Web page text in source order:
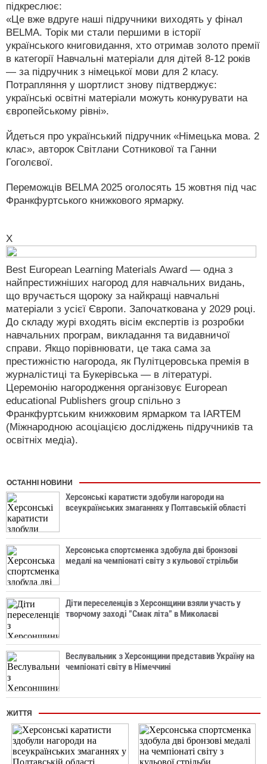
підкреслює:
«Це вже вдруге наші підручники виходять у фінал
BELMA. Торік ми стали першими в історії
українського книговидання, хто отримав золото премії
в категорії Навчальні матеріали для дітей 8-12 років
— за підручник з німецької мови для 2 класу.
Потрапляння у шортлист знову підтверджує:
українські освітні матеріали можуть конкурувати на
європейському рівні».
Йдеться про український підручник «Німецька мова. 2
клас», авторок Світлани Сотникової та Ганни
Гоголєвої.
Переможців BELMA 2025 оголосять 15 жовтня під час
Франкфуртського книжкового ярмарку.
X
Best European Learning Materials Award — одна з
найпрестижніших нагород для навчальних видань,
що вручається щороку за найкращі навчальні
матеріали з усієї Європи. Започаткована у 2029 році.
До складу журі входять вісім експертів із розробки
навчальних програм, викладання та видавничої
справи. Якщо порівнювати, це така сама за
престижністю нагорода, як Пулітцеровська премія в
журналістиці та Букерівська — в літературі.
Церемонію нагородження організовує European
educational Publishers group спільно з
Франкфуртським книжковим ярмарком та IARTEM
(Міжнародною асоціацією досліджень підручників та
освітніх медіа).
ОСТАННІ НОВИНИ
Херсонські каратисти здобули нагороди на
всеукраїнських змаганнях у Полтавській області
Херсонська спортсменка здобула дві бронзові
медалі на чемпіонаті світу з кульової стрільби
Діти переселенців з Херсонщини взяли участь у
творчому заході "Смак літа" в Миколаєві
Веслувальник з Херсонщини представив Україну на
чемпіонаті світу в Німеччині
ЖИТТЯ